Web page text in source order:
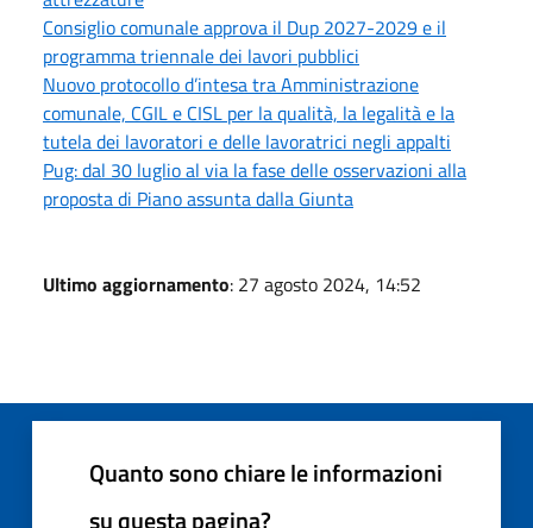
Consiglio comunale approva il Dup 2027-2029 e il
programma triennale dei lavori pubblici
Nuovo protocollo d’intesa tra Amministrazione
comunale, CGIL e CISL per la qualità, la legalità e la
tutela dei lavoratori e delle lavoratrici negli appalti
Pug: dal 30 luglio al via la fase delle osservazioni alla
proposta di Piano assunta dalla Giunta
Ultimo aggiornamento: 27 agosto 2024, 14:52
Quanto sono chiare le informazioni
su questa pagina?